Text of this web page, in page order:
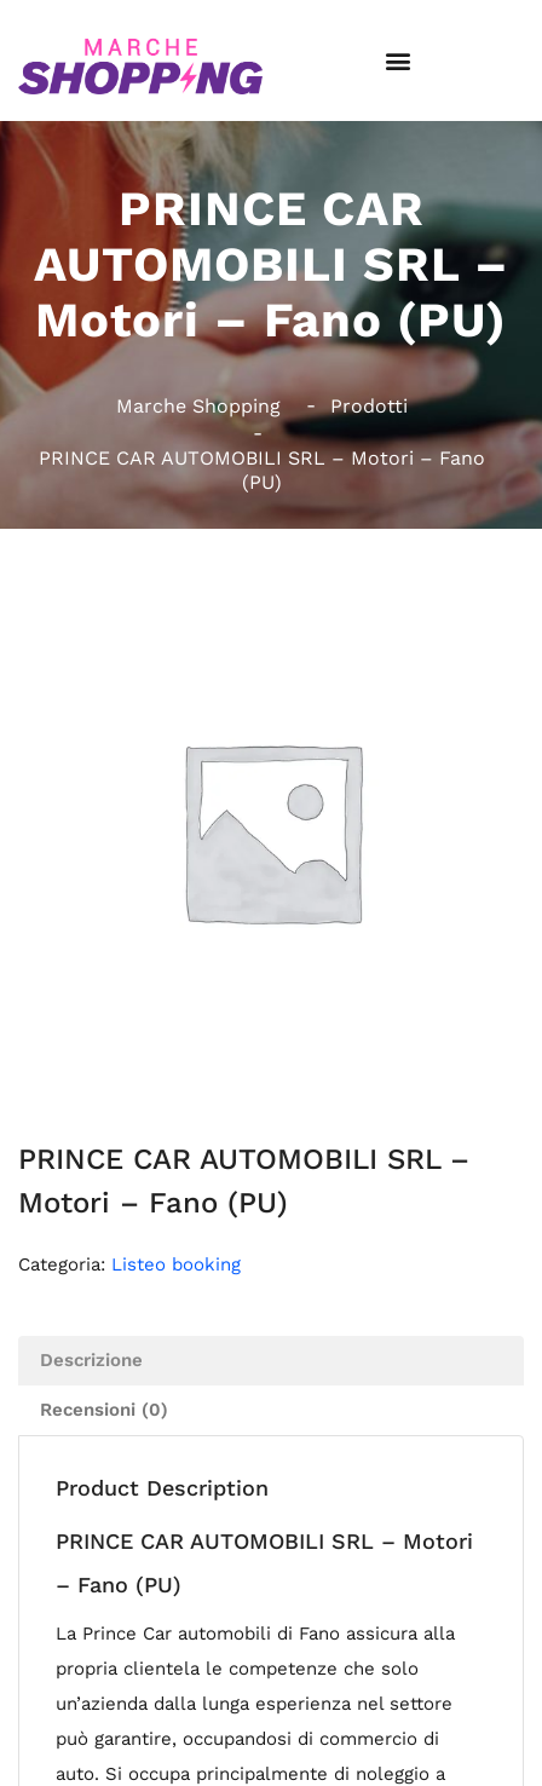
PRINCE CAR
AUTOMOBILI SRL –
Motori – Fano (PU)
Marche Shopping Prodotti
PRINCE CAR AUTOMOBILI SRL – Motori – Fano
(PU)
PRINCE CAR AUTOMOBILI SRL –
Motori – Fano (PU)
Categoria: Listeo booking
Descrizione
Recensioni (0)
Product Description
PRINCE CAR AUTOMOBILI SRL – Motori
– Fano (PU)
La Prince Car automobili di Fano assicura alla
propria clientela le competenze che solo
un’azienda dalla lunga esperienza nel settore
può garantire, occupandosi di commercio di
auto. Si occupa principalmente di noleggio a